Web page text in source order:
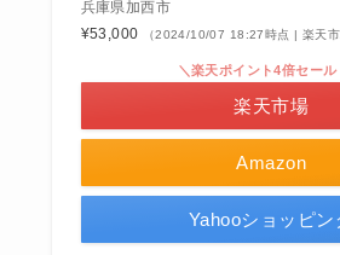
兵庫県加西市
¥53,000
（2024/10/07 18:27時点 | 楽天市
Amazon
＼楽天ポイント4倍セール
楽天市場
Yahooショッピン